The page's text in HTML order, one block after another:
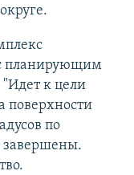
планирующим
к цели
поверхности
по
завершены.